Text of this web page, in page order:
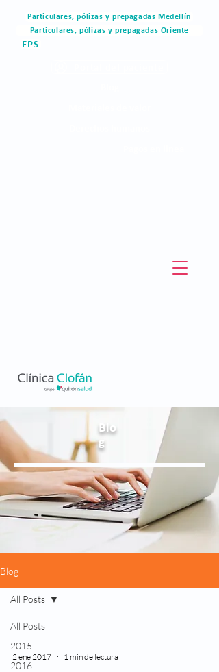
Particulares, pólizas y prepagadas Medellín
Particulares, pólizas y prepagadas Oriente
EPS
Blo
g
Blog
All Posts
2015
2016
All Posts
2 ene 2017 1 min de lectura